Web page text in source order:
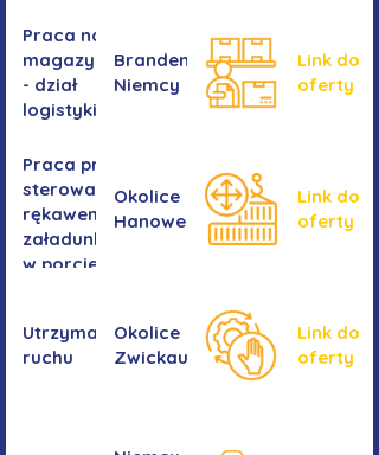
Praca na
magazynie
- dział
logistyki
Brandenburgia,
Niemcy
Link do
oferty
Praca przy
sterowaniu
rękawem
załadunkowym
w porcie
Okolice
Hanower
Link do
oferty
Utrzymanie
ruchu
Okolice
Zwickau
Link do
oferty